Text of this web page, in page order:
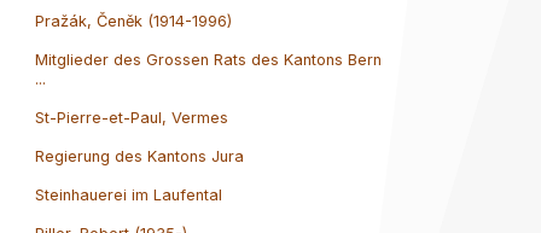
Pražák, Čeněk (1914-1996)
Mitglieder des Grossen Rats des Kantons Bern
...
St-Pierre-et-Paul, Vermes
Regierung des Kantons Jura
Steinhauerei im Laufental